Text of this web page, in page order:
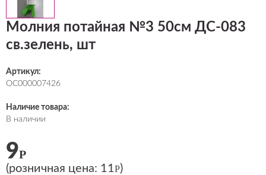
Молния потайная №3 50см ДС-083
св.зелень, шт
Артикул:
ОС000007426
Наличие товара:
В наличии
9Р
(розничная цена: 11Р)